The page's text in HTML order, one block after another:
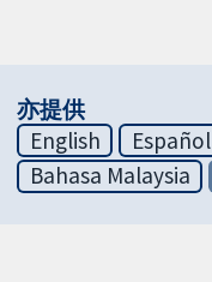
亦提供
English
Español
Bahasa Malaysia